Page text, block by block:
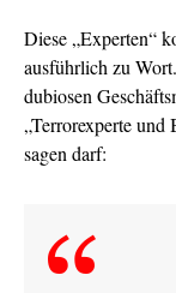
Diese „Experten“
ausführlich zu
dubiosen
„Terrorexperte
sagen darf: